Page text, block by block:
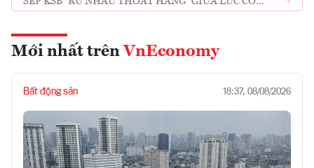
Mới nhất trên VnEconomy
Bất động sản 18:37, 08/08/2026